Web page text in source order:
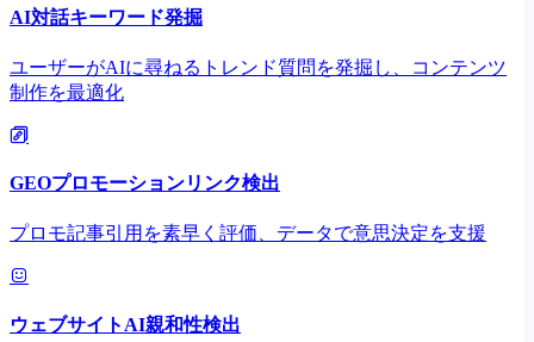
AI対話キーワード発掘
ユーザーがAIに尋ねるトレンド質問を発掘し、コンテンツ
制作を最適化
GEOプロモーションリンク検出
プロモ記事引用を素早く評価、データで意思決定を支援
ウェブサイトAI親和性検出